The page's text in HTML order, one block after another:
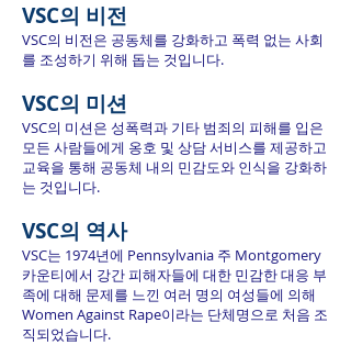
VSC의 비전
VSC의 비전은 공동체를 강화하고 폭력 없는 사회
를 조성하기 위해 돕는 것입니다.
VSC의 미션
VSC의 미션은 성폭력과 기타 범죄의 피해를 입은
모든 사람들에게 옹호 및 상담 서비스를 제공하고
교육을 통해 공동체 내의 민감도와 인식을 강화하
는 것입니다.
VSC의 역사
VSC는 1974년에 Pennsylvania 주 Montgomery
카운티에서 강간 피해자들에 대한 민감한 대응 부
족에 대해 문제를 느낀 여러 명의 여성들에 의해
Women Against Rape이라는 단체명으로 처음 조
직되었습니다.